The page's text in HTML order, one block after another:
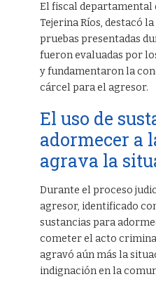
El fiscal departamental
Tejerina Ríos, destacó
pruebas presentadas
fueron evaluadas por
y fundamentaron la
cárcel para el agresor.
El uso de
adormecer a
agrava la
Durante el proceso
agresor, identificado
sustancias para
cometer el acto
agravó aún más la
indignación en la